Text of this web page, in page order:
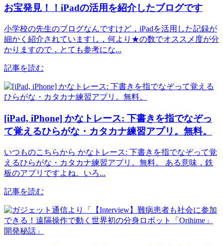
お宝発見！！iPadの活用を紹介したブログです
小学校の先生のブログなんですけど，iPadを活用した記録が
細かく紹介されていますし，何より★の数でオススメ度が分
かりますので，とても参考にな...
記事を読む
[iPad, iPhone] かなトレース: 下書きを指でなぞっ
て覚えるひらがな・カタカナ練習アプリ。無料。
いつものこちらから かなトレース: 下書きを指でなぞって覚
えるひらがな・カタカナ練習アプリ。無料。 ある意味，鉄
板のアプリですよね。いろ...
記事を読む